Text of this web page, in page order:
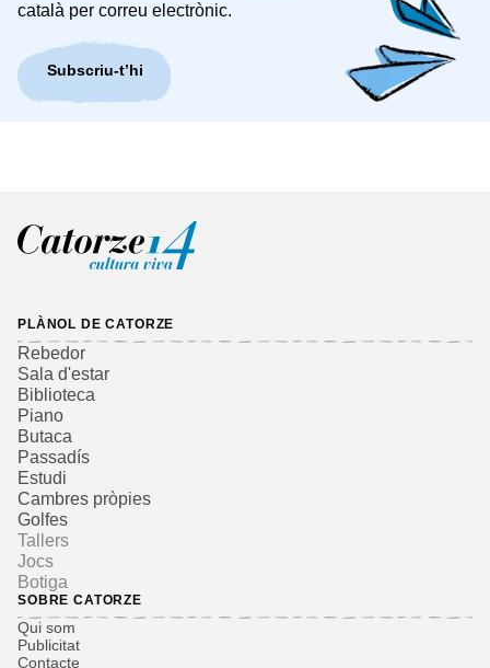
català per correu electrònic.
Subscriu-t’hi
PLÀNOL DE CATORZE
Rebedor
Sala d'estar
Biblioteca
Piano
Butaca
Passadís
Estudi
Cambres pròpies
Golfes
Tallers
Jocs
Botiga
SOBRE CATORZE
Qui som
Publicitat
Contacte